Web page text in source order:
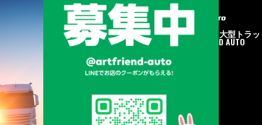
©2020中古トラック・大型トラッ
ク販売はART FRIEND AUTO